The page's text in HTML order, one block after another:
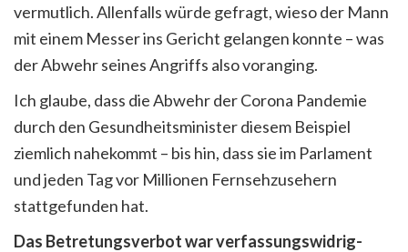
vermutlich. Allenfalls würde gefragt, wieso der Mann
mit einem Messer ins Gericht gelangen konnte – was
der Abwehr seines Angriffs also voranging.
Ich glaube, dass die Abwehr der Corona Pandemie
durch den Gesundheitsminister diesem Beispiel
ziemlich nahekommt – bis hin, dass sie im Parlament
und jeden Tag vor Millionen Fernsehzusehern
stattgefunden hat.
Das Betretungsverbot war verfassungswidrig-